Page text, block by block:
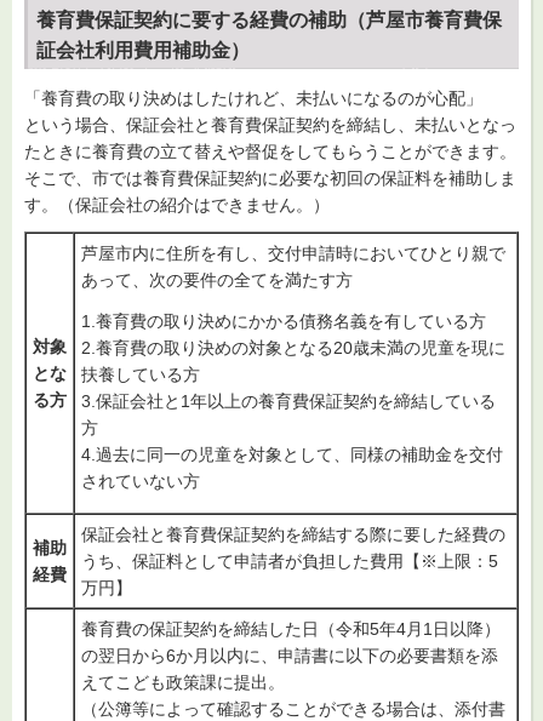
養育費保証契約に要する経費の補助（芦屋市養育費保
証会社利用費用補助金）
「養育費の取り決めはしたけれど、未払いになるのが心配」
という場合、保証会社と養育費保証契約を締結し、未払いとなっ
たときに養育費の立て替えや督促をしてもらうことができます。
そこで、市では養育費保証契約に必要な初回の保証料を補助しま
す。（保証会社の紹介はできません。）
対象
とな
る方
芦屋市内に住所を有し、交付申請時においてひとり親で
あって、次の要件の全てを満たす方
1.養育費の取り決めにかかる債務名義を有している方
2.養育費の取り決めの対象となる20歳未満の児童を現に
扶養している方
3.保証会社と1年以上の養育費保証契約を締結している
方
4.過去に同一の児童を対象として、同様の補助金を交付
されていない方
補助
経費
保証会社と養育費保証契約を締結する際に要した経費の
うち、保証料として申請者が負担した費用【※上限：5
万円】
養育費の保証契約を締結した日（令和5年4月1日以降）
の翌日から6か月以内に、申請書に以下の必要書類を添
えてこども政策課に提出。
（公簿等によって確認することができる場合は、添付書